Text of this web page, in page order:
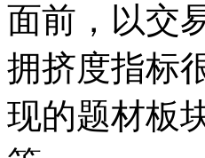
面前，以交
拥挤度指标
现的题材板